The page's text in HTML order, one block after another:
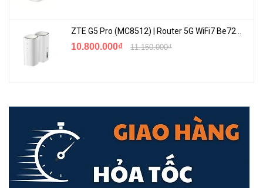
Tiêu thụ điện tối đa 3,68 W (220 V/ 50 Hz)
HIỆU SUẤT
Khả năng chuyển mạch 16Gbps
10.800.000₫ 11.150.000₫